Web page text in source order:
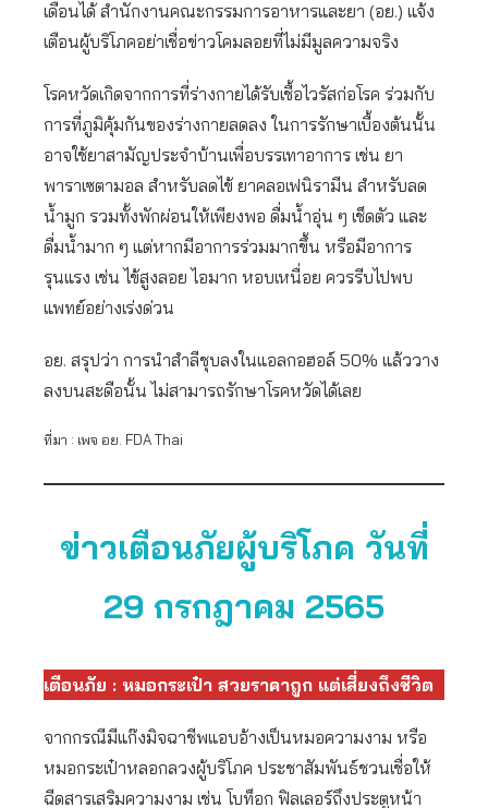
เดือนได้ สำนักงานคณะกรรมการอาหารและยา (อย.) แจ้ง
เตือนผู้บริโภคอย่าเชื่อข่าวโคมลอยที่ไม่มีมูลความจริง
โรคหวัดเกิดจากการที่ร่างกายได้รับเชื้อไวรัสก่อโรค ร่วมกับ
การที่ภูมิคุ้มกันของร่างกายลดลง ในการรักษาเบื้องต้นนั้น
อาจใช้ยาสามัญประจำบ้านเพื่อบรรเทาอาการ เช่น ยา
พาราเซตามอล สำหรับลดไข้ ยาคลอเฟนิรามีน สำหรับลด
น้ำมูก รวมทั้งพักผ่อนให้เพียงพอ ดื่มน้ำอุ่น ๆ เช็ดตัว และ
ดื่มน้ำมาก ๆ แต่หากมีอาการร่วมมากขึ้น หรือมีอาการ
รุนแรง เช่น ไข้สูงลอย ไอมาก หอบเหนื่อย ควรรีบไปพบ
แพทย์อย่างเร่งด่วน
อย. สรุปว่า การนำสำลีชุบลงในแอลกอฮอล์ 50% แล้ววาง
ลงบนสะดือนั้น ไม่สามารถรักษาโรคหวัดได้เลย
ที่มา : เพจ อย. FDA Thai
ข่าวเตือนภัยผู้บริโภค วันที่
29 กรกฎาคม 2565
เตือนภัย : หมอกระเป๋า สวยราคาถูก แต่เสี่ยงถึงชีวิต
จากกรณีมีแก๊งมิจฉาชีพแอบอ้างเป็นหมอความงาม หรือ
หมอกระเป๋าหลอกลวงผู้บริโภค ประชาสัมพันธ์ชวนเชื่อให้
ฉีดสารเสริมความงาม เช่น โบท็อก ฟิลเลอร์ถึงประตูหน้า